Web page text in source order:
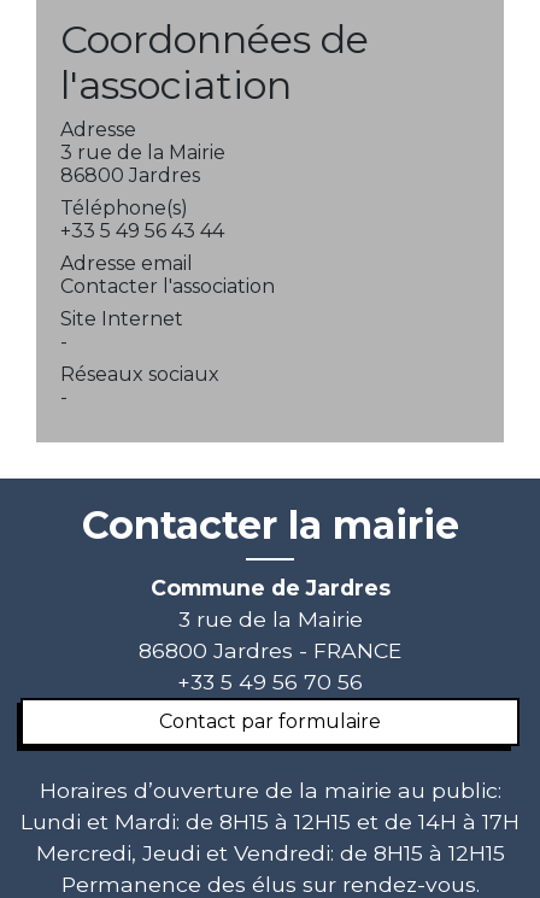
Coordonnées de
l'association
Adresse
3 rue de la Mairie
86800 Jardres
Téléphone(s)
+33 5 49 56 43 44
Adresse email
Contacter l'association
Site Internet
-
Réseaux sociaux
-
Contacter la mairie
Commune de Jardres
3 rue de la Mairie
86800 Jardres - FRANCE
+33 5 49 56 70 56
Contact par formulaire
Horaires d’ouverture de la mairie au public:
Lundi et Mardi: de 8H15 à 12H15 et de 14H à 17H
Mercredi, Jeudi et Vendredi: de 8H15 à 12H15
Permanence des élus sur rendez-vous.